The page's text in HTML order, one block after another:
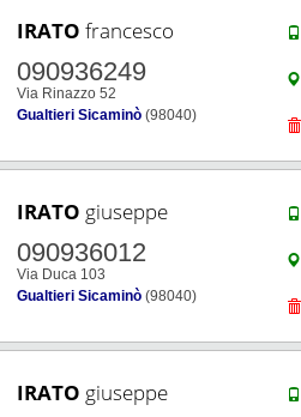
IRATO francesco
090936249
Via Rinazzo 52
Gualtieri Sicaminò (98040)
IRATO giuseppe
090936012
Via Duca 103
Gualtieri Sicaminò (98040)
IRATO giuseppe